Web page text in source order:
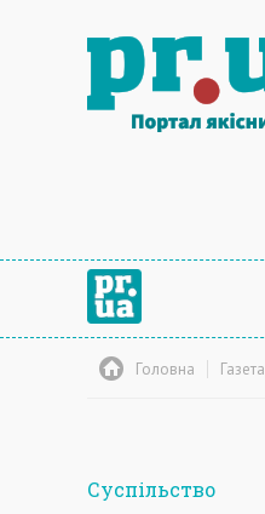
Головна Газета
Суспільство